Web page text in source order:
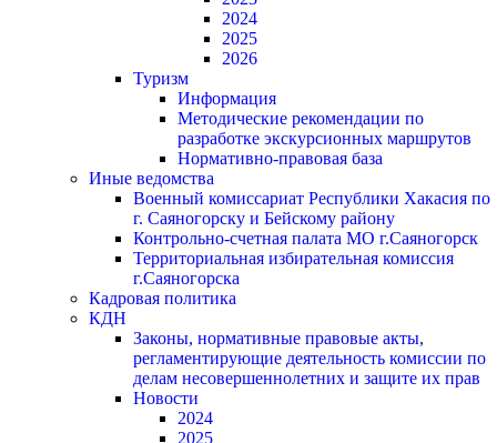
2024
2025
2026
Туризм
Информация
Методические рекомендации по
разработке экскурсионных маршрутов
Нормативно-правовая база
Иные ведомства
Военный комиссариат Республики Хакасия по
г. Саяногорску и Бейскому району
Контрольно-счетная палата МО г.Саяногорск
Территориальная избирательная комиссия
г.Саяногорска
Кадровая политика
КДН
Законы, нормативные правовые акты,
регламентирующие деятельность комиссии по
делам несовершеннолетних и защите их прав
Новости
2024
2025